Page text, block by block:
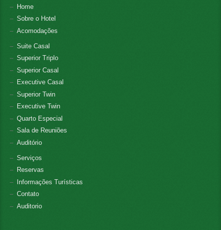
Home
Sobre o Hotel
Acomodações
Suite Casal
Superior Triplo
Superior Casal
Executive Casal
Superior Twin
Executive Twin
Quarto Especial
Sala de Reuniões
Auditório
Serviços
Reservas
Informações Turísticas
Contato
Auditorio